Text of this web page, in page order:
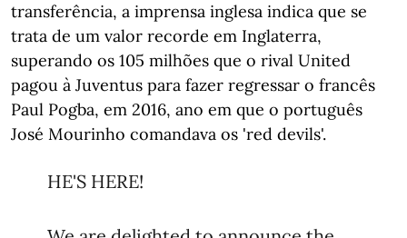
transferência, a imprensa inglesa indica que se
trata de um valor recorde em Inglaterra,
superando os 105 milhões que o rival United
pagou à Juventus para fazer regressar o francês
Paul Pogba, em 2016, ano em que o português
José Mourinho comandava os 'red devils'.
HE'S HERE!